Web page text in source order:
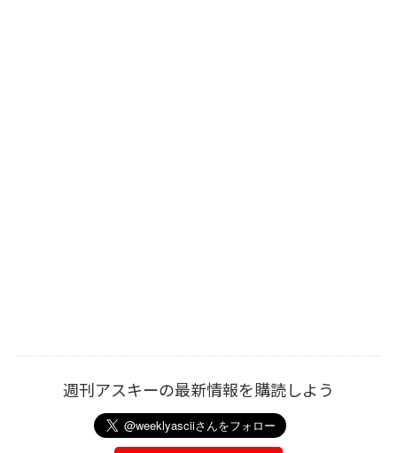
週刊アスキーの最新情報を購読しよう